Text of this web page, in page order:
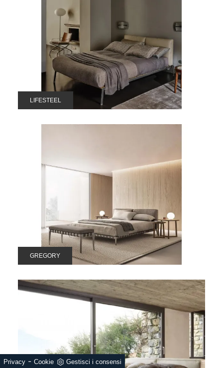
LIFESTEEL
GREGORY
Privacy - Cookie Gestisci i consensi